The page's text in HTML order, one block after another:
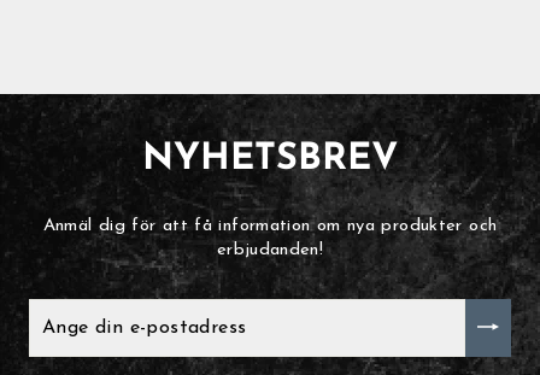
NYHETSBREV
Anmäl dig för att få information om nya produkter och
erbjudanden!
DIN
E-
POSTADRESS